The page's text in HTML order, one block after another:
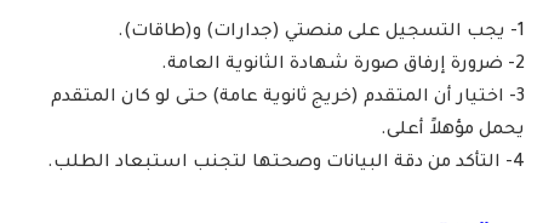
1- يجب التسجيل على منصتي (جدارات) و(طاقات).
2- ضرورة إرفاق صورة شهادة الثانوية العامة.
3- اختيار أن المتقدم (خريج ثانوية عامة) حتى لو كان المتقدم
يحمل مؤهلاً أعلى.
4- التأكد من دقة البيانات وصحتها لتجنب استبعاد الطلب.